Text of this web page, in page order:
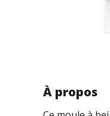
À propos